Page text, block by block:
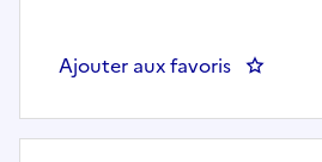
Ajouter aux favoris :